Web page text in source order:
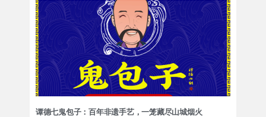
谭德七鬼包子：百年非遗手艺，一笼藏尽山城烟火